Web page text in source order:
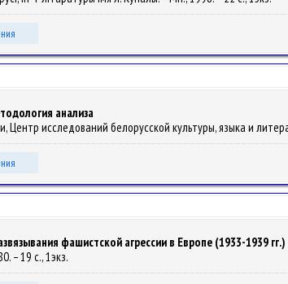
анализа
Центр исследований белорусской культуры, языка и
фашистской агрессии в Европе (1933-1939 гг.)
– 19 с., 1экз.